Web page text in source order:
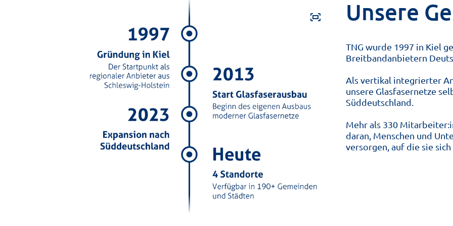
fit_screen Unsere
TNG wurde 1997 in Kiel
Breitbandanbietern
Als vertikal integrierter
unsere Glasfasernetze
Süddeutschland.
Mehr als 330
daran, Menschen und
versorgen, auf die sie